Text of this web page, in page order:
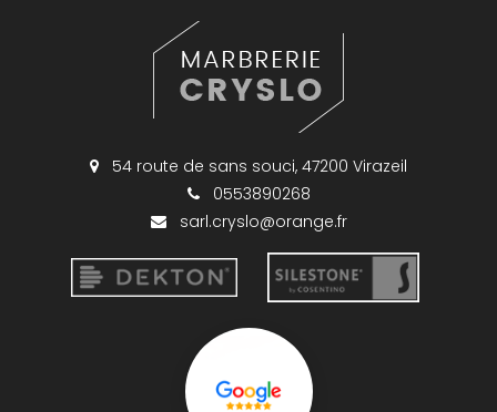
54 route de sans souci, 47200 Virazeil
0553890268
sarl.cryslo@orange.fr